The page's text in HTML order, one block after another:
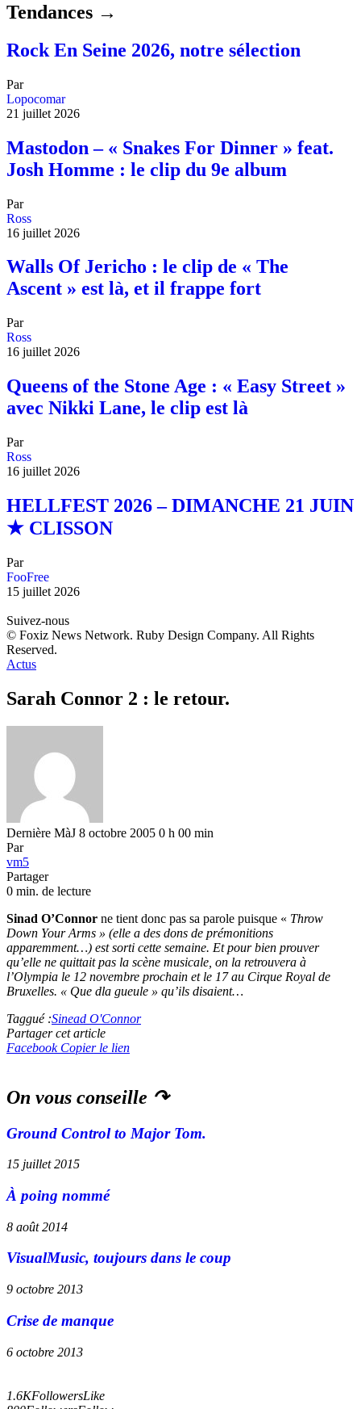
Tendances →
Rock En Seine 2026, notre sélection
Par
Lopocomar
21 juillet 2026
Mastodon – « Snakes For Dinner » feat.
Josh Homme : le clip du 9e album
Par
Ross
16 juillet 2026
Walls Of Jericho : le clip de « The
Ascent » est là, et il frappe fort
Par
Ross
16 juillet 2026
Queens of the Stone Age : « Easy Street »
avec Nikki Lane, le clip est là
Par
Ross
16 juillet 2026
HELLFEST 2026 – DIMANCHE 21 JUIN
★ CLISSON
Par
FooFree
15 juillet 2026
Suivez-nous
© Foxiz News Network. Ruby Design Company. All Rights
Reserved.
Actus
Sarah Connor 2 : le retour.
Dernière MàJ 8 octobre 2005 0 h 00 min
Par
vm5
Partager
0 min. de lecture
Sinad O’Connor ne tient donc pas sa parole puisque « Throw
Down Your Arms » (elle a des dons de prémonitions
apparemment…) est sorti cette semaine. Et pour bien prouver
qu’elle ne quittait pas la scène musicale, on la retrouvera à
l’Olympia le 12 novembre prochain et le 17 au Cirque Royal de
Bruxelles. « Que dla gueule » qu’ils disaient…
Taggué :Sinead O'Connor
Partager cet article
Facebook Copier le lien
On vous conseille ↷
Ground Control to Major Tom.
15 juillet 2015
À poing nommé
8 août 2014
VisualMusic, toujours dans le coup
9 octobre 2013
Crise de manque
6 octobre 2013
1.6KFollowersLike